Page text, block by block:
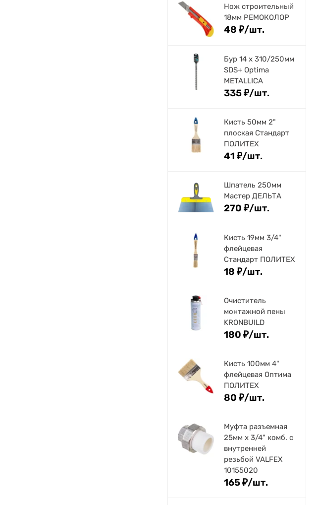
Нож строительный
18мм РЕМОКОЛОР
48 ₽/шт.
Бур 14 х 310/250мм
SDS+ Optima
METALLICA
335₽/шт.
Кисть 50мм 2"
плоская Стандарт
ПОЛИТЕХ
41 ₽/шт.
Шпатель 250мм
Мастер ДЕЛЬТА
270 ₽/шт.
Кисть 19мм 3/4"
флейцевая
Стандарт ПОЛИТЕХ
18 ₽/шт.
Очиститель
монтажной пены
KRONBUILD
180 ₽/шт.
Кисть 100мм 4"
флейцевая Оптима
ПОЛИТЕХ
80 ₽/шт.
Муфта разъемная
25мм х 3/4" комб. с
внутренней
резьбой VALFEX
10155020
165₽/шт.